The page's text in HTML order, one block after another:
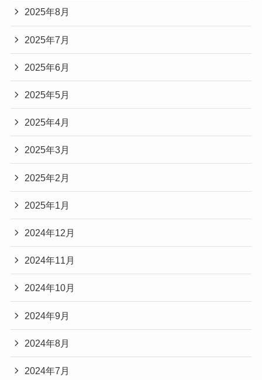
2025年8月
2025年7月
2025年6月
2025年5月
2025年4月
2025年3月
2025年2月
2025年1月
2024年12月
2024年11月
2024年10月
2024年9月
2024年8月
2024年7月